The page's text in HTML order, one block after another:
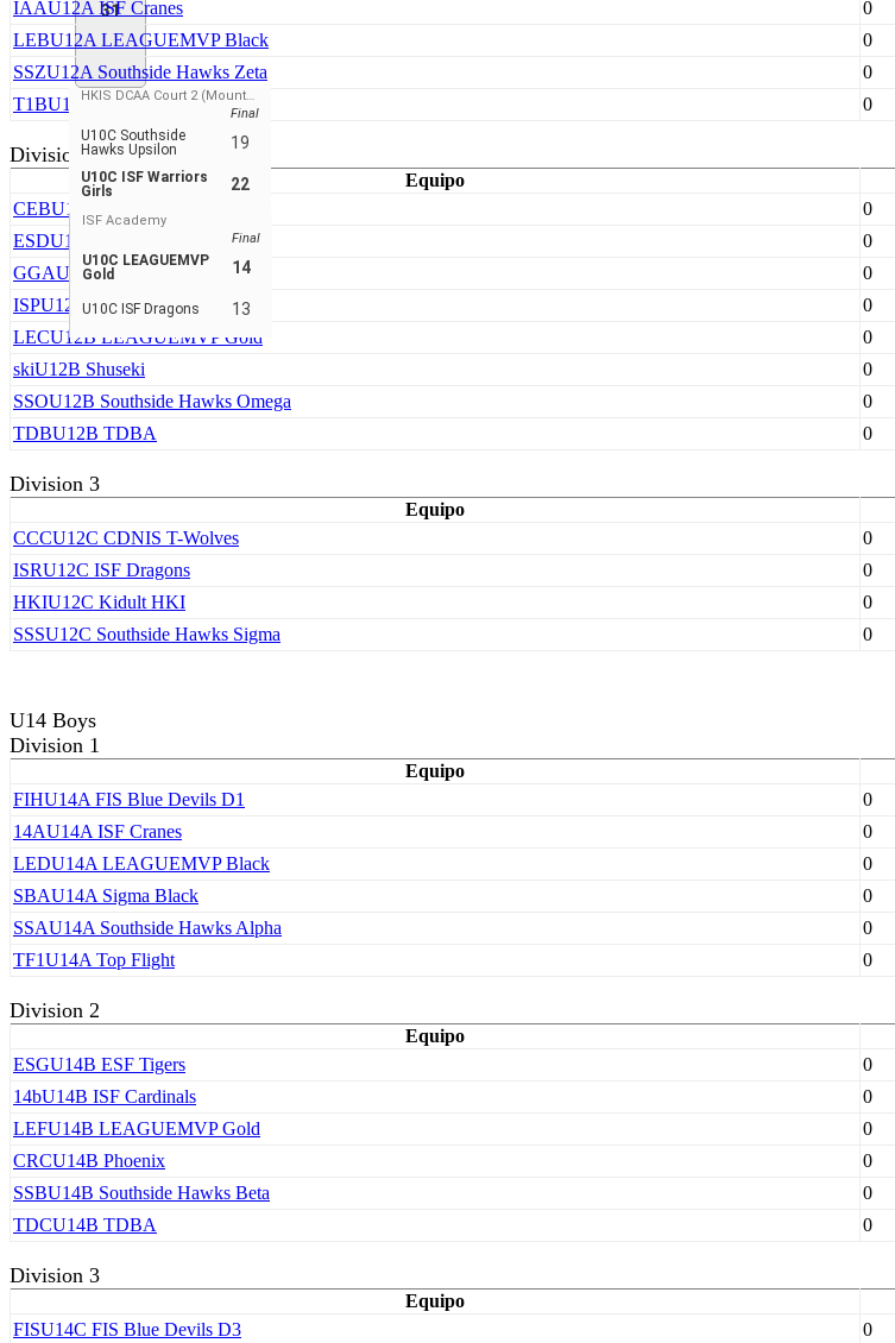
31
HKIS DCAA Court 2 (Mountain View)
Final
U10C Southside
Hawks Upsilon
19
U10C ISF Warriors
Girls
22
ISF Academy
Final
U10C LEAGUEMVP
Gold
14
U10C ISF Dragons 13
IAAU12A ISF Cranes 0
LEBU12A LEAGUEMVP Black 0
SSZU12A Southside Hawks Zeta 0
T1BU12A Top 1 Basketball 0
Division 2
Equipo
CEBU12B CLeague Elite 0
ESDU12B ESF Tigers 0
GGAU12B Green N Grind 0
ISPU12B ISF Cardinals 0
LECU12B LEAGUEMVP Gold 0
skiU12B Shuseki 0
SSOU12B Southside Hawks Omega 0
TDBU12B TDBA 0
Division 3
Equipo
CCCU12C CDNIS T-Wolves 0
ISRU12C ISF Dragons 0
HKIU12C Kidult HKI 0
SSSU12C Southside Hawks Sigma 0
U14 Boys
Division 1
Equipo
FIHU14A FIS Blue Devils D1 0
14AU14A ISF Cranes 0
LEDU14A LEAGUEMVP Black 0
SBAU14A Sigma Black 0
SSAU14A Southside Hawks Alpha 0
TF1U14A Top Flight 0
Division 2
Equipo
ESGU14B ESF Tigers 0
14bU14B ISF Cardinals 0
LEFU14B LEAGUEMVP Gold 0
CRCU14B Phoenix 0
SSBU14B Southside Hawks Beta 0
TDCU14B TDBA 0
Division 3
Equipo
FISU14C FIS Blue Devils D3 0